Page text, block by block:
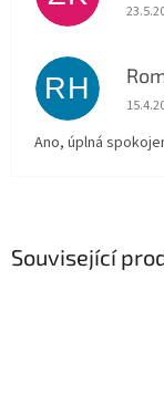
Související
RH
Ano, úplná